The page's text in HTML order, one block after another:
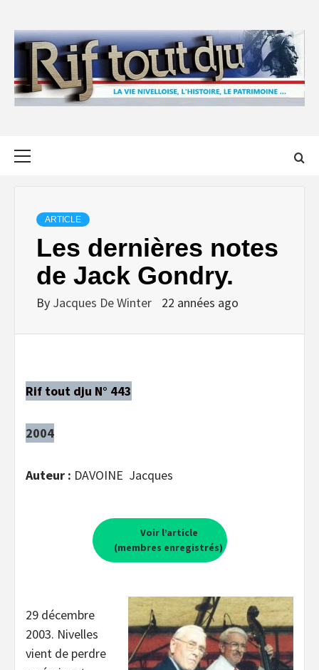
content
ARTICLE
Les dernières notes
de Jack Gondry.
By Jacques De Winter 22 années ago
Rif tout dju N° 443
2004
Auteur : DAVOINE Jacques
Voir l’article
(membres enregistrés)
29 décembre
2003. Nivelles
vient de perdre